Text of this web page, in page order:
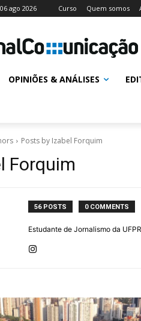
ago 2026 Curso Quem somos
OPINIÕES & ANÁLISES
Posts by Izabel Forquim
Forquim
56 POSTS 0 COMMENTS
Estudante de Jornalismo da